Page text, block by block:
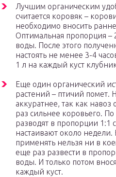
Лучшим органическим
считается коровяк –
необходимо вносить
Оптимальная пропорция –
воды. После этого
настоять не менее 3-4
1 л на каждый куст
Еще один органический
растений – птичий помет.
аккуратнее, так как
раз сильнее коровьего.
разводят в пропорции 1:1
настаивают около недели.
применять нельзя ни в
еще раз развести в
воды. И только потом
каждый куст.